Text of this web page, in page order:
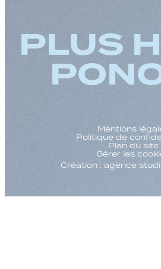
PLUS
Mentions
Politique de
Plan du site
Gérer les
Création : agence